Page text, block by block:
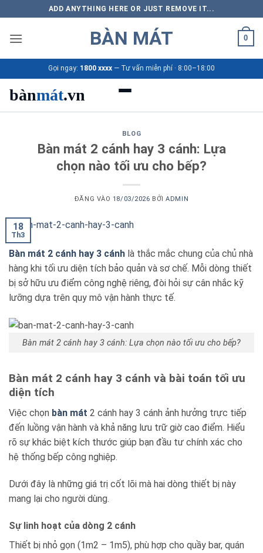
qua
nội
ADD ANYTHING HERE OR JUST REMOVE IT...
BÀN MÁT 0
Gọi ngay: 1800 xxxx — Tư vấn miễn phí · 8:00–18:00
bànmát.vn
Sản phẩm
Bảng giá 2026
Ứng dụng
Blog kiến thức
Liên hệ
Báo giá miễn phí →
BLOG
Bàn mát 2 cánh hay 3 cánh: Lựa
chọn nào tối ưu cho bếp?
ĐĂNG VÀO 18/03/2026 BỞIADMIN
18
Th3
Bàn mát 2 cánh hay 3 cánh là thắc mắc chung của chủ nhà
hàng khi tối ưu diện tích bảo quản và sơ chế. Mỗi dòng thiết
bị sở hữu ưu điểm công nghệ riêng, đòi hỏi sự cân nhắc kỹ
lưỡng dựa trên quy mô vận hành thực tế.
Bàn mát 2 cánh hay 3 cánh: Lựa chọn nào tối ưu cho bếp?
Bàn mát 2 cánh hay 3 cánh và bài toán tối ưu
diện tích
Việc chọn bàn mát 2 cánh hay 3 cánh ảnh hưởng trực tiếp
đến luồng vận hành và khả năng lưu trữ giờ cao điểm. Hiểu
rõ sự khác biệt kích thước giúp bạn đầu tư chính xác cho
hệ thống bếp công nghiệp.
Dưới đây là những giá trị cốt lõi mà hai dòng thiết bị này
mang lại cho người dùng.
Sự linh hoạt của dòng 2 cánh
Thiết bị nhỏ gọn (1m2 – 1m5), phù hợp cho quầy bar, quán